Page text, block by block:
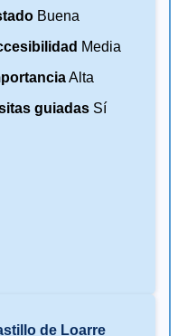
Buena
Media
Alta
guiadas Sí
de Loarre